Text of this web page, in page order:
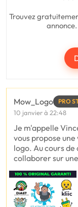
Trouvez
Mow_Logo PRO
10 janvier à 22:48
Je m'appelle
vous propose
logo. Au cours
collaborer sur